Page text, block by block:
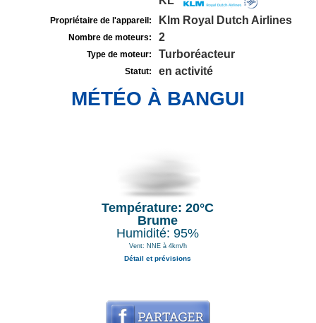
Propriétaire de l'appareil: Klm Royal Dutch Airlines
Nombre de moteurs: 2
Type de moteur: Turboréacteur
Statut: en activité
MÉTÉO À BANGUI
Température: 20°C
Brume
Humidité: 95%
Vent: NNE à 4km/h
Détail et prévisions